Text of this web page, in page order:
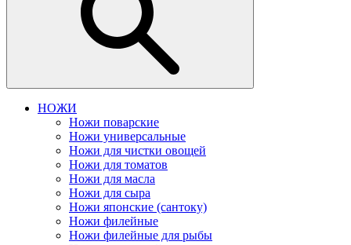
НОЖИ
Ножи поварские
Ножи универсальные
Ножи для чистки овощей
Ножи для томатов
Ножи для масла
Ножи для сыра
Ножи японские (сантоку)
Ножи филейные
Ножи филейные для рыбы